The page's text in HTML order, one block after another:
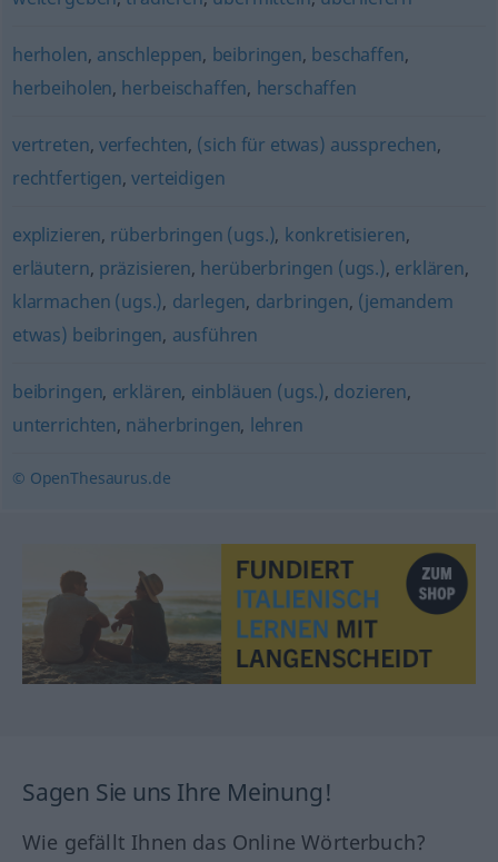
herholen, anschleppen, beibringen, beschaffen,
herbeiholen, herbeischaffen, herschaffen
vertreten, verfechten, (sich für etwas) aussprechen,
rechtfertigen,verteidigen
explizieren, rüberbringen (ugs.), konkretisieren,
erläutern, präzisieren, herüberbringen (ugs.), erklären,
klarmachen (ugs.), darlegen, darbringen, (jemandem
etwas) beibringen, ausführen
beibringen, erklären, einbläuen (ugs.), dozieren,
unterrichten, näherbringen, lehren
© OpenThesaurus.de
Sagen Sie uns Ihre Meinung!
Wie gefällt Ihnen das Online Wörterbuch?